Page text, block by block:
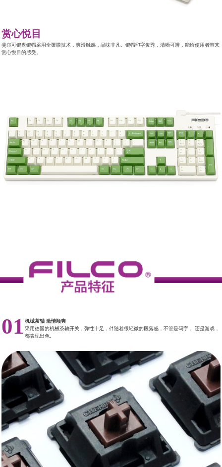
赏心悦目
斐尔可键盘键帽采用全覆膜技术，爽滑触感，品味非凡。键帽印字俊秀，清晰可辨，能给使用者带来
赏心悦目的感受。
01 机械茶轴 激情顺爽
采用德国的机械茶轴开关，弹性十足，伴随着很轻微的段落感，不管是码字， 还是游戏，
都表现出色。